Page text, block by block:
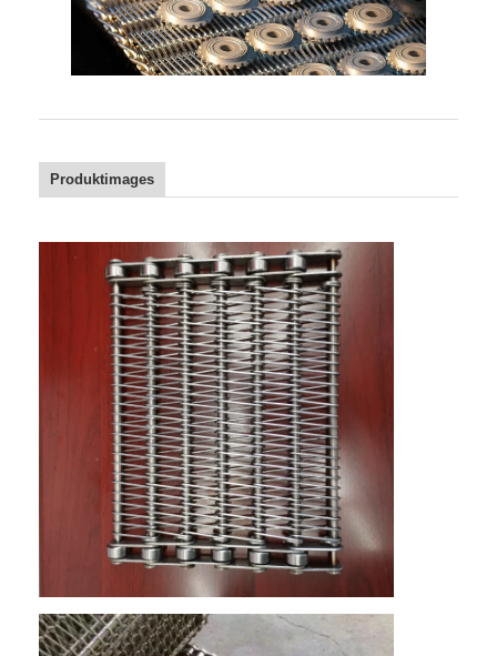
Spiraldrahtgeflecht
Hochtemperatur-Maschendraht
Nahrung Mesh Belt
Wabenförderband
Foto-voltaischer SolarMesh Belt
Kette Mesh Belt
Gewundener Gefrierschrank-Gurt
Oven Conveyor Belt
Produktimages